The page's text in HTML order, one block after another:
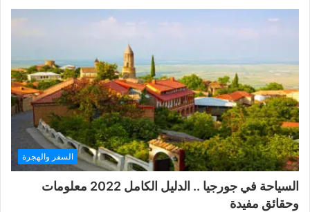
ر
ب
ا
ل
ت
ت
ا
ا
ل
السفر والهجرة
السياحة في جورجيا .. الدليل الكامل 2022 معلومات
وحقائق مفيدة